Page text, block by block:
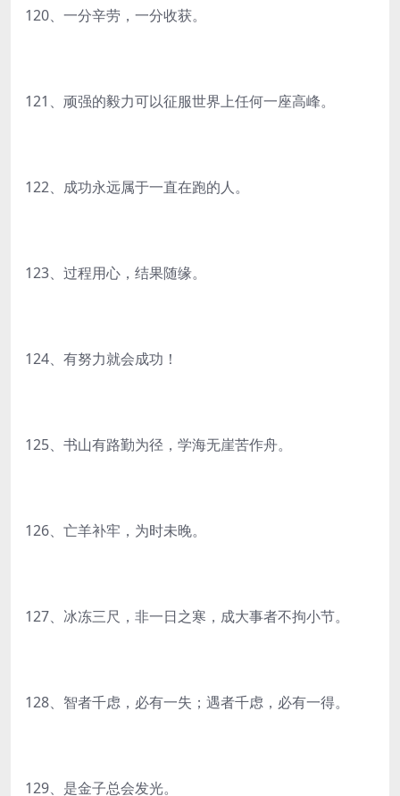
120、一分辛劳，一分收获。
121、顽强的毅力可以征服世界上任何一座高峰。
122、成功永远属于一直在跑的人。
123、过程用心，结果随缘。
124、有努力就会成功！
125、书山有路勤为径，学海无崖苦作舟。
126、亡羊补牢，为时未晚。
127、冰冻三尺，非一日之寒，成大事者不拘小节。
128、智者千虑，必有一失；遇者千虑，必有一得。
129、是金子总会发光。